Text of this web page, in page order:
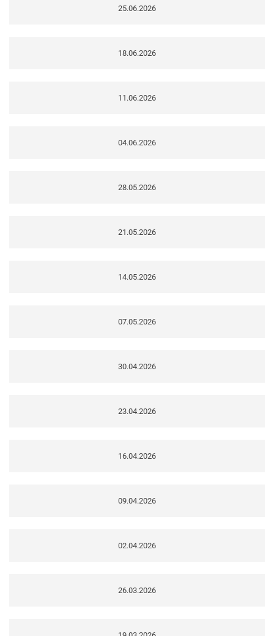
25.06.2026
18.06.2026
11.06.2026
04.06.2026
28.05.2026
21.05.2026
14.05.2026
07.05.2026
30.04.2026
23.04.2026
16.04.2026
09.04.2026
02.04.2026
26.03.2026